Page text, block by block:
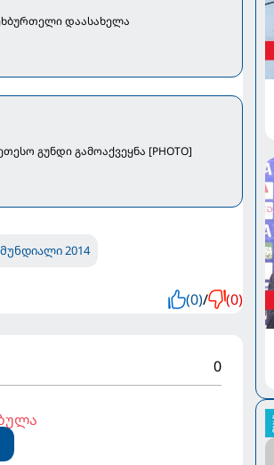
დაასახელა
გუნდი გამოაქვეყნა [PHOTO]
მუნდიალი 2014
(0)/ (0)
0